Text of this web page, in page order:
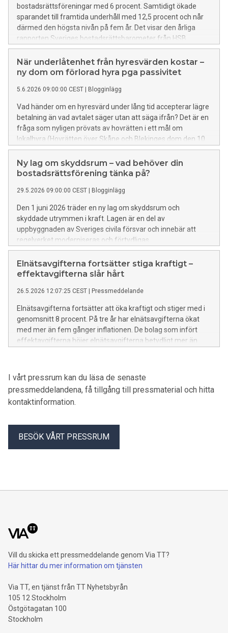
bostadsrättsföreningar med 6 procent. Samtidigt ökade
sparandet till framtida underhåll med 12,5 procent och når
därmed den högsta nivån på fem år. Det visar den årliga
rapporten Sveriges bostadsrättsbarometer från HSB.
När underlåtenhet från hyresvärden kostar –
ny dom om förlorad hyra pga passivitet
5.6.2026 09:00:00 CEST Blogginlägg
Vad händer om en hyresvärd under lång tid accepterar lägre
betalning än vad avtalet säger utan att säga ifrån? Det är en
fråga som nyligen prövats av hovrätten i ett mål om
lokalhyra (Hovrätten över Skåne och Blekinges dom den 10
april 2026 i mål T 2065–25). Domen ger en tydlig påminnelse
om att passivitet i avtalsförhållanden kan få långtgående
konsekvenser.
Ny lag om skyddsrum – vad behöver din
bostadsrättsförening tänka på?
29.5.2026 09:00:00 CEST Blogginlägg
Den 1 juni 2026 träder en ny lag om skyddsrum och
skyddade utrymmen i kraft. Lagen är en del av
uppbyggnaden av Sveriges civila försvar och innebär att
regelverket moderniseras och förtydligas.
Elnätsavgifterna fortsätter stiga kraftigt –
effektavgifterna slår hårt
26.5.2026 12:07:25 CEST Pressmeddelande
Elnätsavgifterna fortsätter att öka kraftigt och stiger med i
genomsnitt 8 procent. På tre år har elnätsavgifterna ökat
med mer än fem gånger inflationen. De bolag som infört
effektavgifterna höjer elnätsavgifterna betydligt mer än
I vårt pressrum kan du läsa de senaste
pressmeddelandena, få tillgång till pressmaterial och hitta
kontaktinformation.
BESÖK VÅRT PRESSRUM
Vill du skicka ett pressmeddelande genom Via TT?
Här hittar du mer information om tjänsten
Via TT, en tjänst från TT Nyhetsbyrån
105 12 Stockholm
Östgötagatan 100
Stockholm